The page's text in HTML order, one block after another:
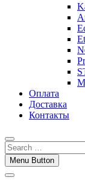
Оплата
Доставка
Контакты
Menu Button